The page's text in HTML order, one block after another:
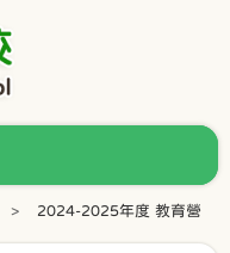
> 2024-2025年度 教育營